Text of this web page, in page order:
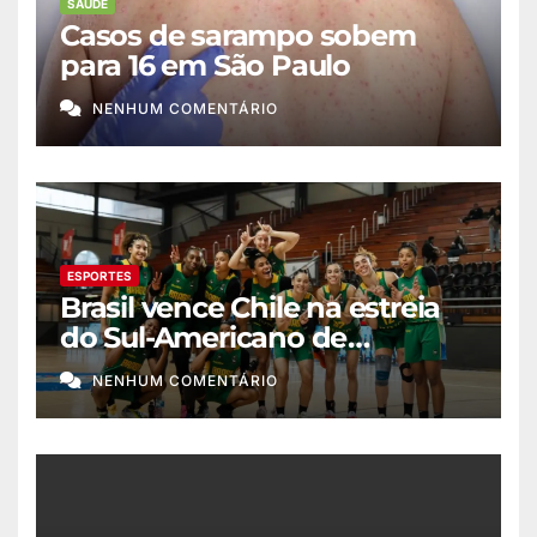
SAÚDE
Casos de sarampo sobem
para 16 em São Paulo
NENHUM COMENTÁRIO
ESPORTES
Brasil vence Chile na estreia
do Sul-Americano de
basquete feminino
NENHUM COMENTÁRIO